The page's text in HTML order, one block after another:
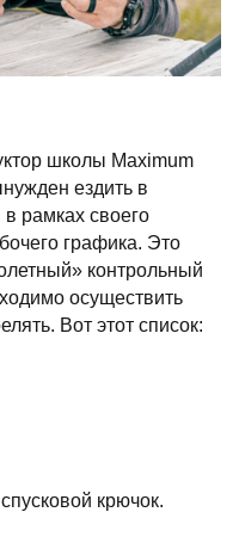
школы Maximum
ездить в
рамках своего
графика. Это
контрольный
осуществить
Вот этот список:
крючок.